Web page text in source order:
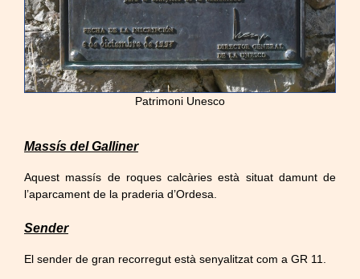
Patrimoni Unesco
Massís del Galliner
Aquest massís de roques calcàries està situat damunt de
l’aparcament de la praderia d’Ordesa.
Sender
El sender de gran recorregut està senyalitzat com a GR 11.